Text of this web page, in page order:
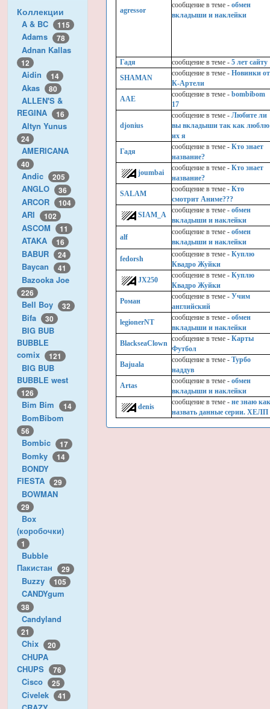
Коллекции
A & BC 115
Adams 78
Adnan Kallas
12
Aidin 14
Akas 80
ALLEN'S &
REGINA
16
Altyn Yunus
24
AMERICANA
40
Andic 205
ANGLO 36
ARCOR 104
ARI 102
ASCOM 11
ATAKA 16
BABUR 24
Baycan 41
Bazooka Joe
226
Bell Boy 32
Bifa 30
BIG BUB
BUBBLE
comix
121
BIG BUB
BUBBLE west
126
Bim Bim 14
BomBibom
56
Bombic 17
Bomky 14
BONDY
FIESTA
29
BOWMAN
29
Box
(коробочки)
1
Bubble
Пакистан
29
Buzzy 105
CANDYgum
38
Candyland
21
Chix 20
CHUPA
CHUPS
76
Cisco 25
Civelek 41
agressor
cообщение в теме -обмен
вкладыши и наклейки
Гадя cообщение в теме -5 лет сайту
SHAMAN
cообщение в теме -Новинки от
К-Артели
AAE
cообщение в теме -bombibom
17
djonius
cообщение в теме -Любите ли
вы вкладыши так как люблю
их я
Гадя
cообщение в теме -Кто знает
название?
joumbai
cообщение в теме -Кто знает
название?
SALAM
cообщение в теме -Кто
смотрит Аниме???
SIAM_A
cообщение в теме -обмен
вкладыши и наклейки
alf
cообщение в теме -обмен
вкладыши и наклейки
fedorsh
cообщение в теме -Куплю
Квадро Жуйки
JX250
cообщение в теме -Куплю
Квадро Жуйки
Роман
cообщение в теме -Учим
английский
legionerNT
cообщение в теме -обмен
вкладыши и наклейки
BlackseaClown
cообщение в теме -Карты
Футбол
Bajuala
cообщение в теме -Турбо
наддув
Artas
cообщение в теме -обмен
вкладыши и наклейки
denis
cообщение в теме -не знаю
назвать данные серии. ХЕЛП